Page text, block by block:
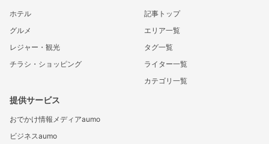
ホテル
グルメ
レジャー・観光
チラシ・ショッピング
記事トップ
エリア一覧
タグ一覧
ライター一覧
カテゴリ一覧
提供サービス
おでかけ情報メディアaumo
ビジネスaumo